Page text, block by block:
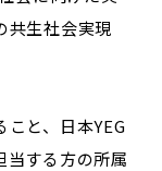
共生社会実現
と、日本YEG
当する方の所属